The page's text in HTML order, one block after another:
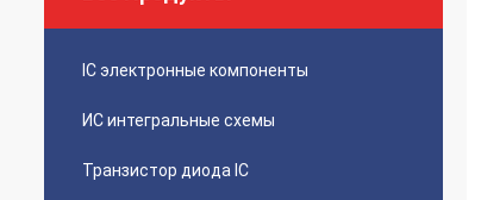
IC электронные компоненты
ИС интегральные схемы
Транзистор диода IC